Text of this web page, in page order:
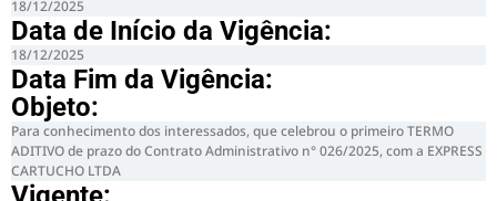
18/12/2025
Data de Início da Vigência:
18/12/2025
Data Fim da Vigência:
Objeto:
Para conhecimento dos interessados, que celebrou o primeiro TERMO
ADITIVO de prazo do Contrato Administrativo n° 026/2025, com a EXPRESS
CARTUCHO LTDA